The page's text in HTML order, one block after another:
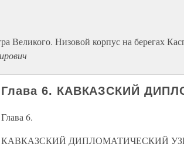
Великого. Низовой корпус на берегах
Глава 6. КАВКАЗСКИЙ
Глава 6.
КАВКАЗСКИЙ ДИПЛОМАТИЧЕСКИЙ